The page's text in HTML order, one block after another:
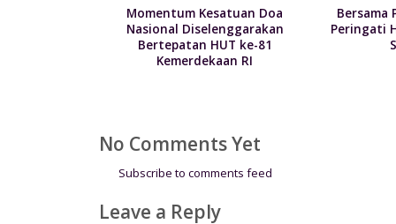
Momentum Kesatuan Doa
Nasional Diselenggarakan
Bertepatan HUT ke-81
Kemerdekaan RI
Bersama
Peringati
No Comments Yet
Subscribe to comments feed
Leave a Reply